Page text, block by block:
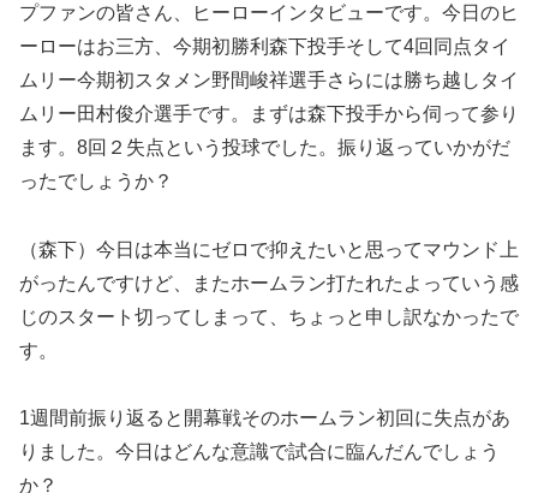
プファンの皆さん、ヒーローインタビューです。今日のヒ
ーローはお三方、今期初勝利森下投手そして4回同点タイ
ムリー今期初スタメン野間峻祥選手さらには勝ち越しタイ
ムリー田村俊介選手です。まずは森下投手から伺って参り
ます。8回２失点という投球でした。振り返っていかがだ
ったでしょうか？
（森下）今日は本当にゼロで抑えたいと思ってマウンド上
がったんですけど、またホームラン打たれたよっていう感
じのスタート切ってしまって、ちょっと申し訳なかったで
す。
1週間前振り返ると開幕戦そのホームラン初回に失点があ
りました。今日はどんな意識で試合に臨んだんでしょう
か？